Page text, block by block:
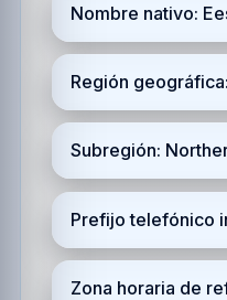
Nombre nativo:
Región
Subregión:
Prefijo telefónico
Zona horaria de